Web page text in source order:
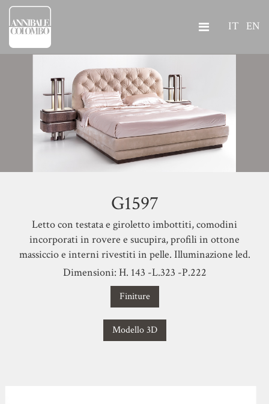
IT EN
G1597
Letto con testata e giroletto imbottiti, comodini
incorporati in rovere e sucupira, profili in ottone
massiccio e interni rivestiti in pelle. Illuminazione led.
Dimensioni: H. 143 -L.323 -P.222
Finiture
Modello 3D